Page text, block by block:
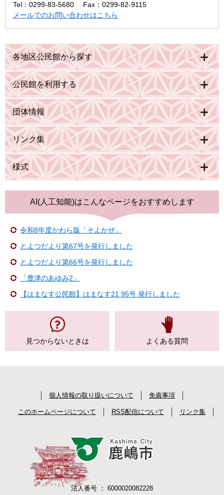
Tel：0299-83-5680
Fax：0299-82-9115
メールでのお問い合わせはこちら
各地区公民館から探す
公民館を利用する
団体情報
リンク集
様式
AI(人工知能)はこんなページをおすすめします
令和8年度かわら版「そよかぜ」
とよつだより第67号を発行しました
とよつだより第66号を発行しました
「豊津のあゆみ2」
【はまなす公民館】はまなす21 95号 発行しました
見つからないときは よくある質問
個人情報の取り扱いについて 免責事項
このホームページについて RSS配信について リンク集
法人番号 ： 6000020082228